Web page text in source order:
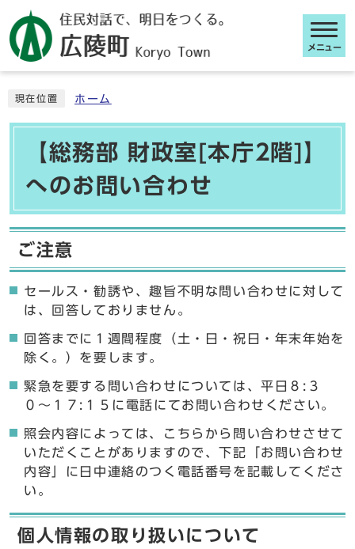
メニュー
現在位置 ホーム
【総務部 財政室[本庁2階]】
へのお問い合わせ
ご注意
セールス・勧誘や、趣旨不明な問い合わせに対して
は、回答しておりません。
回答までに１週間程度（土・日・祝日・年末年始を
除く。）を要します。
緊急を要する問い合わせについては、平日８:３
０〜１７:１５に電話にてお問い合わせください。
照会内容によっては、こちらから問い合わせさせて
いただくことがありますので、下記「お問い合わせ
内容」に日中連絡のつく電話番号を記載してくださ
い。
個人情報の取り扱いについて